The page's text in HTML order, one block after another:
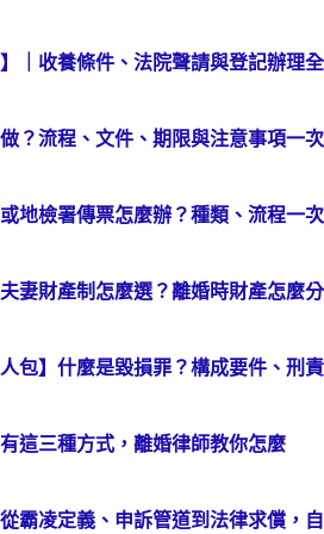
｜收養條件、法院聲請與登記辦理全
？流程、文件、期限與注意事項一次
地檢署傳票怎麼辦？種類、流程一次
妻財產制怎麼選？離婚時財產怎麼分
包】什麼是毀損罪？構成要件、刑責
這三種方式，離婚律師教你怎麼
霸凌定義、申訴管道到法律求償，自